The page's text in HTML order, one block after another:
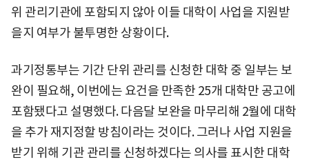
위 관리기관에 포함되지 않아 이들 대학이 사업을 지원받
을지 여부가 불투명한 상황이다.
과기정통부는 기간 단위 관리를 신청한 대학 중 일부는 보
완이 필요해, 이번에는 요건을 만족한 25개 대학만 공고에
포함됐다고 설명했다. 다음달 보완을 마무리해 2월에 대학
을 추가 재지정할 방침이라는 것이다. 그러나 사업 지원을
받기 위해 기관 관리를 신청하겠다는 의사를 표시한 대학